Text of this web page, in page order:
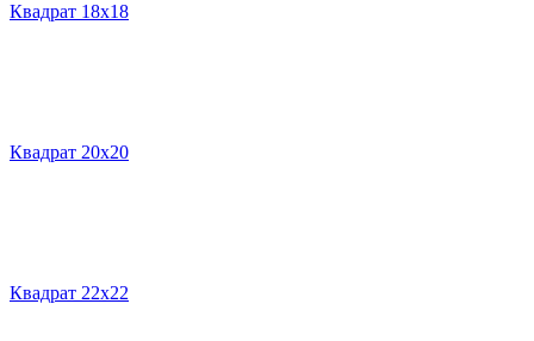
Квадрат 18х18
Квадрат 20х20
Квадрат 22х22